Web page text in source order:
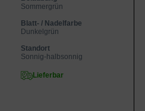
Sommergrün
Blatt- / Nadelfarbe
Dunkelgrün
Standort
Sonnig-halbsonnig
Lieferbar